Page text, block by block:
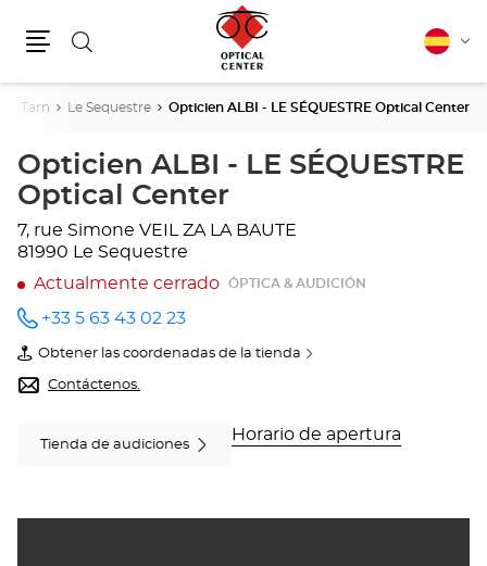
Buscar Español
Tarn Le Sequestre Opticien ALBI - LE SÉQUESTRE Optical Center
Opticien ALBI - LE SÉQUESTRE
Optical Center
7, rue Simone VEIL ZA LA BAUTE
81990 Le Sequestre
Actualmente cerrado
ÓPTICA & AUDICIÓN
número
de
teléfono
+33 5 63 43 02 23
Obtener las coordenadas de la tienda
de
Opticien
ALBI
SÉQUESTRE
Contáctenos.
Tienda de audiciones
Horario de apertura